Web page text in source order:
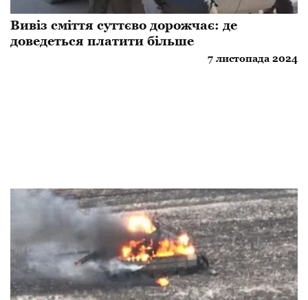
Вивіз сміття суттєво дорожчає: де
доведеться платити більше
7 листопада 2024